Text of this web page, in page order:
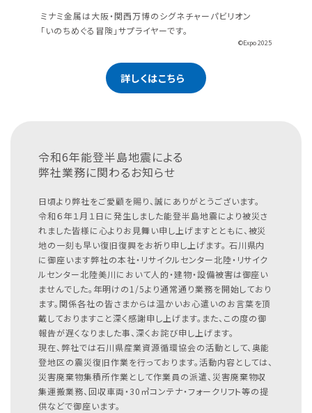
ミナミ金属は大阪・関西万博のシグネチャーパビリオン
「いのちめぐる冒険」サプライヤーです。
©Expo 2025
詳しくはこちら
令和6年能登半島地震による
弊社業務に関わるお知らせ
日頃より弊社をご愛顧を賜り、誠にありがとうございます。
令和６年１月１日に発生しました能登半島地震により被災さ
れました皆様に心よりお見舞い申し上げますとともに、被災
地の一刻も早い復旧復興をお祈り申し上げます。 石川県内
に御座います弊社の本社・リサイクルセンター北陸・リサイク
ルセンター北陸美川において人的・建物・設備被害は御座い
ませんでした。年明けの1/5より通常通り業務を開始しており
ます。関係各社の皆さまからは温かいお心遣いのお言葉を頂
戴しておりますこと深く感謝申し上げます。また、この度の御
報告が遅くなりました事、深くお詫び申し上げます。
現在、弊社では石川県産業資源循環協会の活動として、奥能
登地区の震災復旧作業を行っております。活動内容としては、
災害廃棄物集積所作業として作業員の派遣、災害廃棄物収
集運搬業務、回収車両・30㎥コンテナ・フォークリフト等の提
供などで御座います。